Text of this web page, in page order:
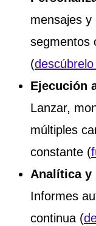
mensajes
segmentos
(
Ejecución
Lanzar,
múltiples
constante (
Analítica y
Informes
continua (